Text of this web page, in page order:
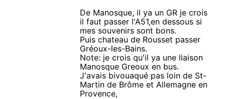
De Manosque, il ya un GR je crois
il faut passer l'A51,en dessous si
mes souvenirs sont bons.
Puis chateau de Rousset passer
Gréoux-les-Bains.
Note: je crois qu'il ya une liaison
Manosque Greoux en bus.
J'avais bivouaqué pas loin de St-
Martin de Brôme et Allemagne en
Provence,